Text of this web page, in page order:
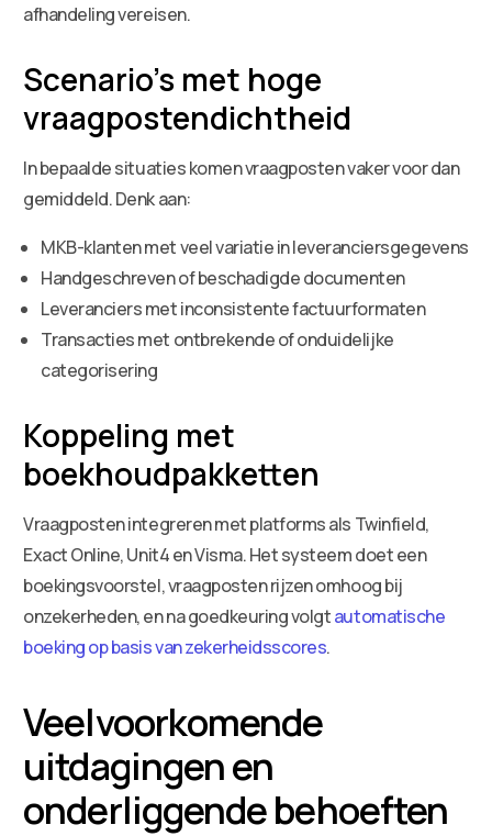
afhandeling vereisen.
Scenario’s met hoge
vraagpostendichtheid
In bepaalde situaties komen vraagposten vaker voor dan
gemiddeld. Denk aan:
MKB-klanten met veel variatie in leveranciersgegevens
Handgeschreven of beschadigde documenten
Leveranciers met inconsistente factuurformaten
Transacties met ontbrekende of onduidelijke
categorisering
Koppeling met
boekhoudpakketten
Vraagposten integreren met platforms als Twinfield,
Exact Online, Unit4 en Visma. Het systeem doet een
boekingsvoorstel, vraagposten rijzen omhoog bij
onzekerheden, en na goedkeuring volgtautomatische
boeking op basis van zekerheidsscores.
Veelvoorkomende
uitdagingen en
onderliggende behoeften